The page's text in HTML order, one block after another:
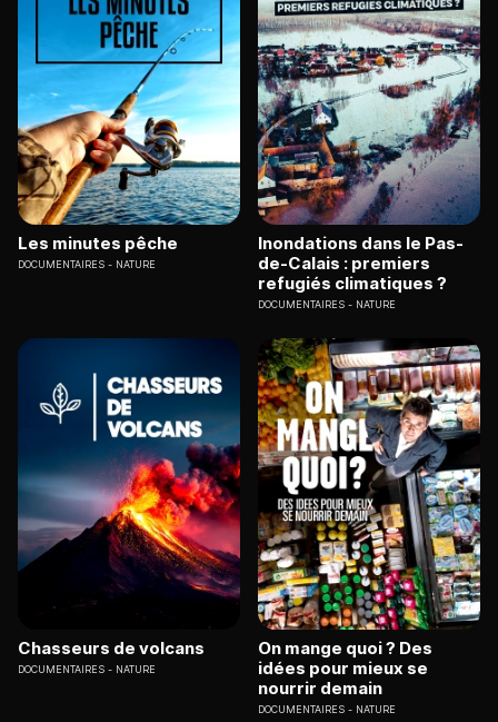
Les minutes pêche
DOCUMENTAIRES NATURE
Inondations dans le Pas-
de-Calais : premiers
refugiés climatiques ?
DOCUMENTAIRES NATURE
Chasseurs de volcans
DOCUMENTAIRES NATURE
On mange quoi ? Des
idées pour mieux se
nourrir demain
DOCUMENTAIRES NATURE